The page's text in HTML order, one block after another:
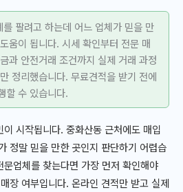
팔려고 하는데 어느 업체가 믿을 만
움이 됩니다. 시세 확인부터 전문 매
과 안전거래 조건까지 실제 거래 과정
정리했습니다. 무료견적을 받기 전에
할 수 있습니다.
시작됩니다. 중화산동 근처에도 매입
정말 믿을 만한 곳인지 판단하기 어렵습
업체를 찾는다면 가장 먼저 확인해야
장 여부입니다. 온라인 견적만 받고 실제